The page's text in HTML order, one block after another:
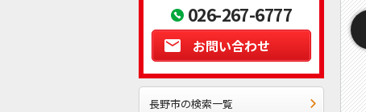
026-267-6777
お問い合わせ
長野市の検索一覧